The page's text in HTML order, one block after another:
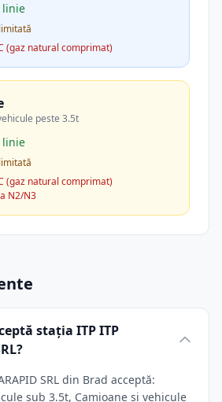
(gaz natural comprimat)
peste 3.5t
(gaz natural comprimat)
N2/N3
stația ITP ITP
SRL din Brad acceptă:
sub 3.5t, Camioane și vehicule